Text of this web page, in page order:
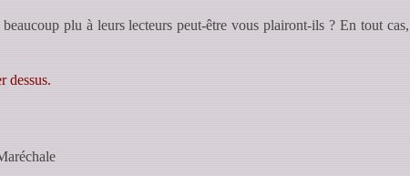
plu à leurs lecteurs peut-être vous plairont-ils ? En tout cas,
dessus.